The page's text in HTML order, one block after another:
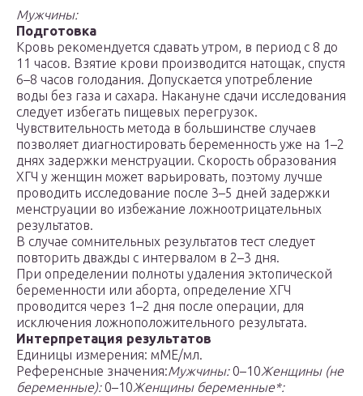
Мужчины:
Подготовка
Кровь рекомендуется сдавать утром, в период с 8 до
11 часов. Взятие крови производится натощак, спустя
6–8 часов голодания. Допускается употребление
воды без газа и сахара. Накануне сдачи исследования
следует избегать пищевых перегрузок.
Чувствительность метода в большинстве случаев
позволяет диагностировать беременность уже на 1–2
днях задержки менструации. Скорость образования
ХГЧ у женщин может варьировать, поэтому лучше
проводить исследование после 3–5 дней задержки
менструации во избежание ложноотрицательных
результатов.
В случае сомнительных результатов тест следует
повторить дважды с интервалом в 2–3 дня.
При определении полноты удаления эктопической
беременности или аборта, определение ХГЧ
проводится через 1–2 дня после операции, для
исключения ложноположительного результата.
Интерпретация результатов
Единицы измерения: мМЕ/мл.
Референсные значения:Мужчины:0–10Женщины (не
беременные):0–10Женщины беременные*: